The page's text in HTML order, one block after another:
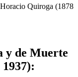
Quiroga (1878
y de Muerte